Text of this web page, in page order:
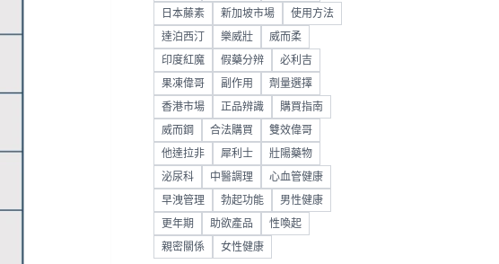
日本藤素 新加坡市場 使用方法
達泊西汀 樂威壯 威而柔
印度紅魔 假藥分辨 必利吉
果凍偉哥 副作用 劑量選擇
香港市場 正品辨識 購買指南
威而鋼 合法購買 雙效偉哥
他達拉非 犀利士 壯陽藥物
泌尿科 中醫調理 心血管健康
早洩管理 勃起功能 男性健康
更年期 助欲產品 性喚起
親密關係 女性健康